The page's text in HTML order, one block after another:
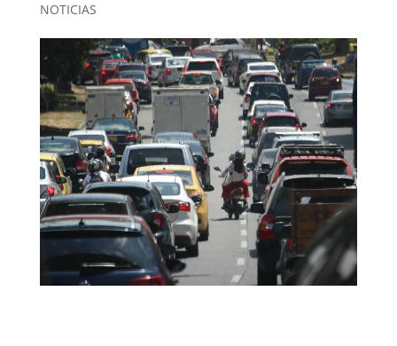
NOTICIAS